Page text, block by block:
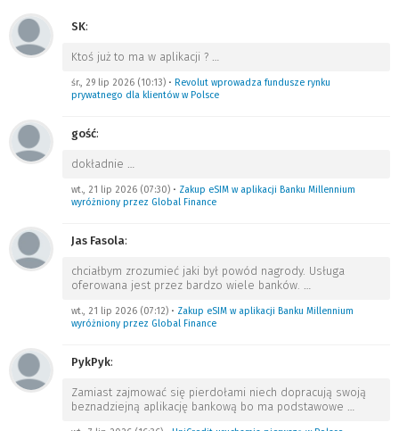
SK:
Ktoś już to ma w aplikacji ? …
śr., 29 lip 2026 (10:13) • Revolut wprowadza fundusze rynku
prywatnego dla klientów w Polsce
gość:
dokładnie …
wt., 21 lip 2026 (07:30) • Zakup eSIM w aplikacji Banku Millennium
wyróżniony przez Global Finance
Jas Fasola:
chciałbym zrozumieć jaki był powód nagrody. Usługa
oferowana jest przez bardzo wiele banków. …
wt., 21 lip 2026 (07:12) • Zakup eSIM w aplikacji Banku Millennium
wyróżniony przez Global Finance
PykPyk:
Zamiast zajmować się pierdołami niech dopracują swoją
beznadziejną aplikację bankową bo ma podstawowe …